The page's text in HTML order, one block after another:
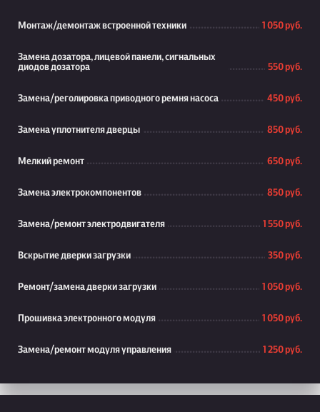
Монтаж/демонтаж встроенной техники 1 050 руб.
Замена дозатора, лицевой панели, сигнальных
диодов дозатора
550 руб.
Замена/реголировка приводного ремня насоса 450 руб.
Замена уплотнителя дверцы 850 руб.
Мелкий ремонт 650 руб.
Замена электрокомпонентов 850 руб.
Замена/ремонт электродвигателя 1 550 руб.
Вскрытие дверки загрузки 350 руб.
Ремонт/замена дверки загрузки 1 050 руб.
Прошивка электронного модуля 1 050 руб.
Замена/ремонт модуля управления 1 250 руб.